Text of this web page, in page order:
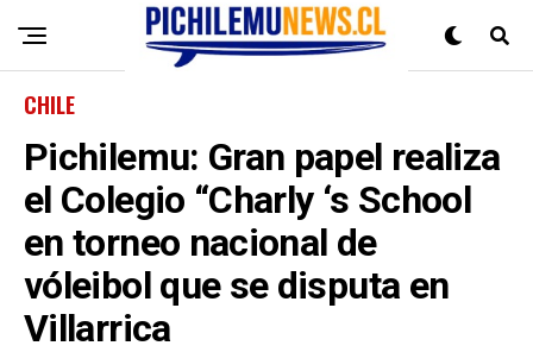
CHILE
Pichilemu: Gran papel realiza
el Colegio “Charly ‘s School
en torneo nacional de
vóleibol que se disputa en
Villarrica